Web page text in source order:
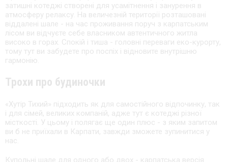
затишні котеджі створені для усамітнення і занурення в
атмосферу релаксу. На величезній території розташовані
віддалені шале - на час проживання поруч з карпатським
лісом ви відчуєте себе власником автентичного житла
високо в горах. Спокій і тиша - головні переваги еко-курорту,
тому тут ви забудете про поспіх і відновите внутрішню
гармонію.
Трохи про будиночки
«Хутір Тихий» підходить як для самостійного відпочинку, так
і для сімей, великих компаній, адже тут є котеджі різної
місткості. У цьому і полягає ще один плюс - з яким запитом
ви б не приїхали в Карпати, завжди зможете зупинитися у
нас.
Купольні шале для одного або двох - карпатська версія